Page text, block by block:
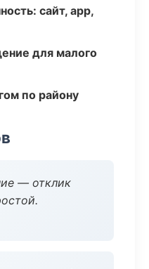
сайт, app,
для малого
по району
— отклик